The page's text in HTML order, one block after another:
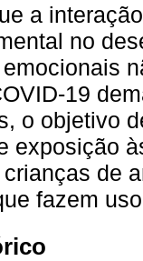
a
no
19
o objetivo
exposição
de
fazem